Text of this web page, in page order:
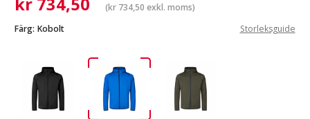
(kr 734,50 exkl. moms)
Färg: Kobolt Storleksguide